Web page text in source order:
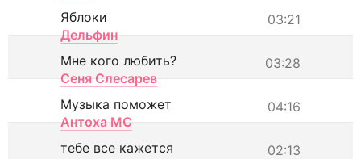
03:21
Яблоки
Дельфин
03:28
Мне кого любить?
Сеня Слесарев
04:16
Музыка поможет
Антоха МС
02:13
тебе все кажется